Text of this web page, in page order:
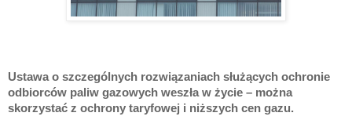
Ustawa o szczególnych rozwiązaniach służących ochronie
odbiorców paliw gazowych weszła w życie – można
skorzystać z ochrony taryfowej i niższych cen gazu.